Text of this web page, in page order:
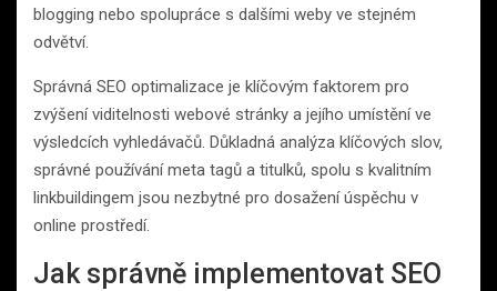
blogging nebo spolupráce s dalšími weby ve stejném
odvětví.
Správná SEO optimalizace je klíčovým faktorem pro
zvýšení viditelnosti webové stránky a jejího umístění ve
výsledcích vyhledávačů. Důkladná analýza klíčových slov,
správné používání meta tagů a titulků, spolu s kvalitním
linkbuildingem jsou nezbytné pro dosažení úspěchu v
online prostředí.
Jak správně implementovat SEO